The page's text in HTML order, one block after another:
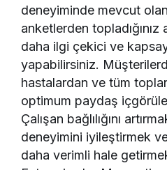
deneyiminde mevcut
anketlerden
daha ilgi çekici ve
yapabilirsiniz.
hastalardan ve tüm
optimum paydaş
Çalışan bağlılığını
deneyimini iyileştirmek
daha verimli hale